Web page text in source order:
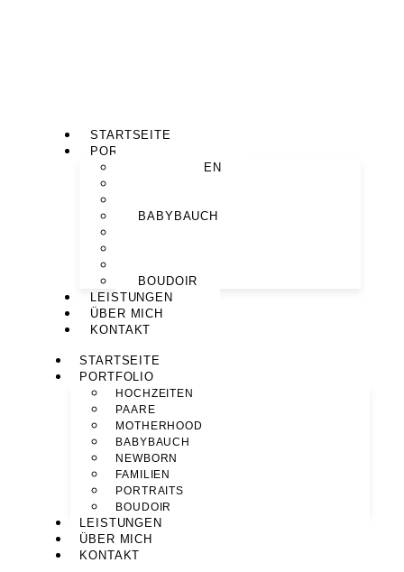
STARTSEITE
PORTFOLIO
HOCHZEITEN
BABYBAUCH
BOUDOIR
LEISTUNGEN
ÜBER MICH
KONTAKT
STARTSEITE
PORTFOLIO
HOCHZEITEN
PAARE
MOTHERHOOD
BABYBAUCH
NEWBORN
FAMILIEN
PORTRAITS
BOUDOIR
LEISTUNGEN
ÜBER MICH
KONTAKT